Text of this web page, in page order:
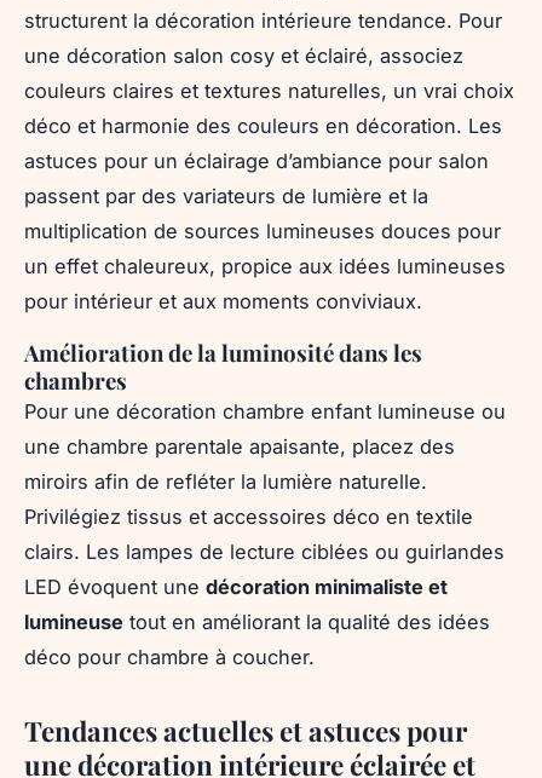
structurent la décoration intérieure tendance. Pour
une décoration salon cosy et éclairé, associez
couleurs claires et textures naturelles, un vrai choix
déco et harmonie des couleurs en décoration. Les
astuces pour un éclairage d’ambiance pour salon
passent par des variateurs de lumière et la
multiplication de sources lumineuses douces pour
un effet chaleureux, propice aux idées lumineuses
pour intérieur et aux moments conviviaux.
Amélioration de la luminosité dans les
chambres
Pour une décoration chambre enfant lumineuse ou
une chambre parentale apaisante, placez des
miroirs afin de refléter la lumière naturelle.
Privilégiez tissus et accessoires déco en textile
clairs. Les lampes de lecture ciblées ou guirlandes
LED évoquent une décoration minimaliste et
lumineuse tout en améliorant la qualité des idées
déco pour chambre à coucher.
Tendances actuelles et astuces pour
une décoration intérieure éclairée et